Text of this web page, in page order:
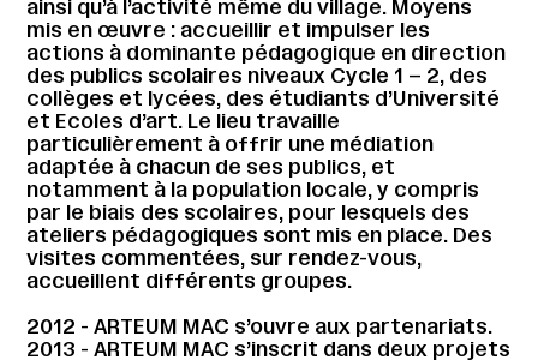
ainsi qu’à l’activité même du village. Moyens
mis en œuvre : accueillir et impulser les
actions à dominante pédagogique en direction
des publics scolaires niveaux Cycle 1 – 2, des
collèges et lycées, des étudiants d’Université
et Ecoles d’art. Le lieu travaille
particulièrement à offrir une médiation
adaptée à chacun de ses publics, et
notamment à la population locale, y compris
par le biais des scolaires, pour lesquels des
ateliers pédagogiques sont mis en place. Des
visites commentées, sur rendez-vous,
accueillent différents groupes.
2012 - ARTEUM MAC s’ouvre aux partenariats.
2013 - ARTEUM MAC s’inscrit dans deux projets